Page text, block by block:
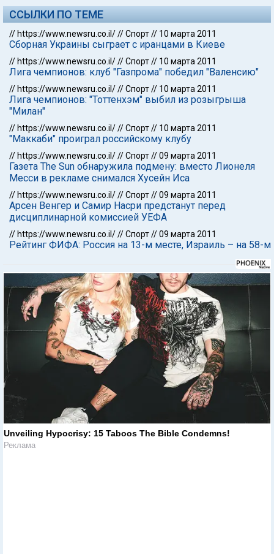
ССЫЛКИ ПО ТЕМЕ
// https://www.newsru.co.il///Спорт// 10 марта 2011
Сборная Украины сыграет с иранцами в Киеве
// https://www.newsru.co.il///Спорт// 10 марта 2011
Лига чемпионов: клуб "Газпрома" победил "Валенсию"
// https://www.newsru.co.il///Спорт// 10 марта 2011
Лига чемпионов: "Тоттенхэм" выбил из розыгрыша
"Милан"
// https://www.newsru.co.il///Спорт// 10 марта 2011
"Маккаби" проиграл российскому клубу
// https://www.newsru.co.il///Спорт//09 марта 2011
Газета The Sun обнаружила подмену: вместо Лионеля
Месси в рекламе снимался Хусейн Иса
// https://www.newsru.co.il///Спорт//09 марта 2011
Арсен Венгер и Самир Насри предстанут перед
дисциплинарной комиссией УЕФА
// https://www.newsru.co.il///Спорт//09 марта 2011
Рейтинг ФИФА: Россия на 13-м месте, Израиль – на 58-м
Unveiling Hypocrisy: 15 Taboos The Bible Condemns!
Реклама